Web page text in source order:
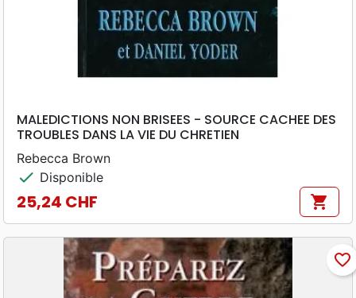
MALEDICTIONS NON BRISEES - SOURCE CACHEE DES
TROUBLES DANS LA VIE DU CHRETIEN
Rebecca Brown
check Disponible
Prix
25,24 CHF shopping_cart
favorite_border